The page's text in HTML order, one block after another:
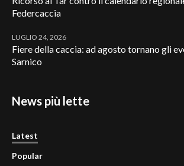
Federcaccia
LUGLIO 24, 2026
Fiere della caccia: ad agosto tornano gli
Sarnico
News più lette
Latest
Popular